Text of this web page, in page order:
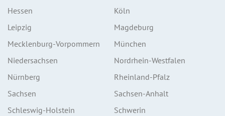
Hessen
Köln
Leipzig
Magdeburg
Mecklenburg-Vorpommern
München
Niedersachsen
Nordrhein-Westfalen
Nürnberg
Rheinland-Pfalz
Sachsen
Sachsen-Anhalt
Schleswig-Holstein
Schwerin